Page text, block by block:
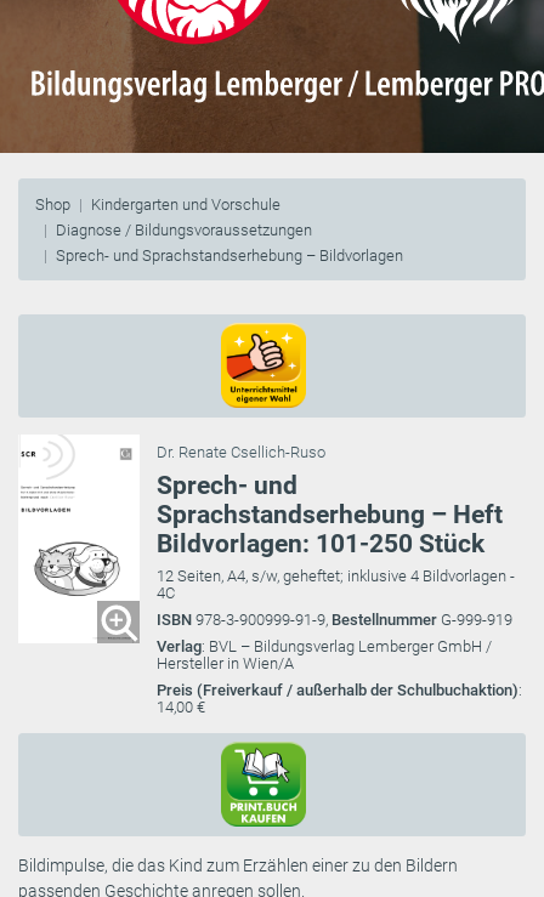
Shop
Kindergarten und Vorschule
Diagnose / Bildungsvoraussetzungen
Sprech- und Sprachstandserhebung – Bildvorlagen
Dr. Renate Csellich-Ruso
Sprech- und
Sprachstandserhebung – Heft
Bildvorlagen: 101-250 Stück
12 Seiten, A4, s/w, geheftet; inklusive 4 Bildvorlagen -
4C
ISBN 978-3-900999-91-9, Bestellnummer G-999-919
Verlag: BVL – Bildungsverlag Lemberger GmbH /
Hersteller in Wien/A
Preis (Freiverkauf / außerhalb der Schulbuchaktion):
14,00 €
Bildimpulse, die das Kind zum Erzählen einer zu den Bildern
passenden Geschichte anregen sollen.